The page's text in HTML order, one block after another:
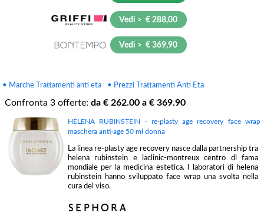
Vedi > € 288,00
Vedi > € 369,90
• Marche Trattamenti anti eta • Prezzi Trattamenti Anti Eta
Confronta 3 offerte: da € 262.00 a € 369.90
HELENA RUBINSTEIN - re-plasty age recovery face wrap
maschera anti-age 50 ml donna
La linea re-plasty age recovery nasce dalla partnership tra
helena rubinstein e laclinic-montreux centro di fama
mondiale per la medicina estetica. I laboratori di helena
rubinstein hanno sviluppato face wrap una svolta nella
cura del viso.